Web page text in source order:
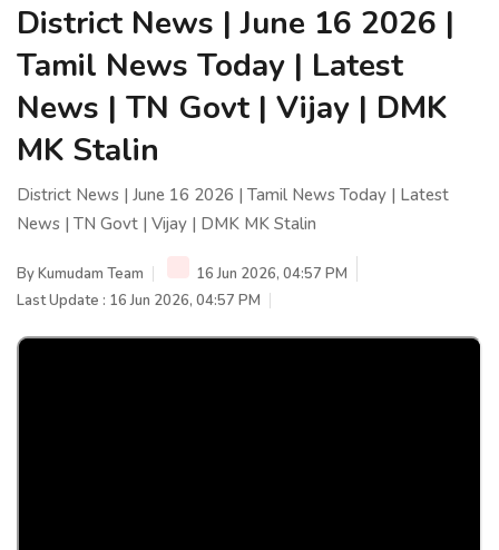
District News | June 16 2026 |
Tamil News Today | Latest
News | TN Govt | Vijay | DMK
MK Stalin
District News | June 16 2026 | Tamil News Today | Latest
News | TN Govt | Vijay | DMK MK Stalin
ByKumudam Team
16 Jun 2026, 04:57 PM
Last Update : 16 Jun 2026, 04:57 PM